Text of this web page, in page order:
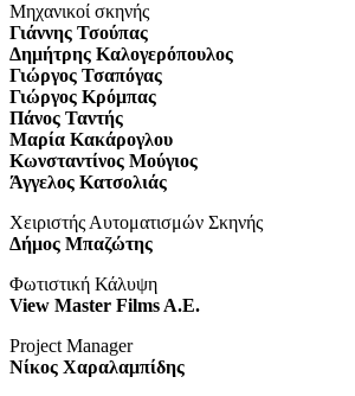
Μηχανικοί σκηνής
Γιάννης Τσούπας
Δημήτρης Καλογερόπουλος
Γιώργος Τσαπόγας
Γιώργος Κρόμπας
Πάνος Ταντής
Μαρία Κακάρογλου
Κωνσταντίνος Μούγιος
Άγγελος Κατσολιάς
Χειριστής Αυτοματισμών Σκηνής
Δήμος Μπαζώτης
Φωτιστική Κάλυψη
View Master Films A.E.
Project Manager
Νίκος Χαραλαμπίδης